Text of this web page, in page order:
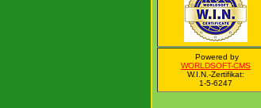
Powered by
WORLDSOFT-CMS
W.I.N.-Zertifikat:
1-5-6247